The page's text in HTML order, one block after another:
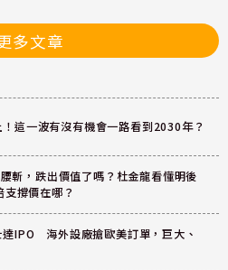
多文章
這一波有沒有機會一路看到2030年？
斬，跌出價值了嗎？杜金龍看懂明後
撐價在哪？
IPO 海外設廠搶歐美訂單，巨大、